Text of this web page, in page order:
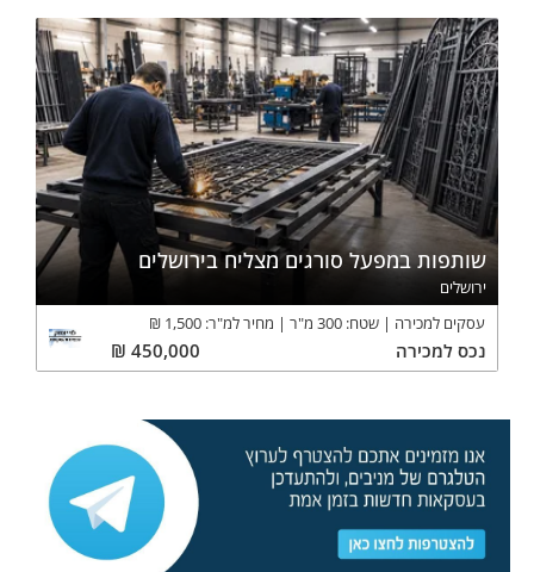
שותפות במפעל סורגים מצליח בירושלים
ירושלים
עסקים למכירה
שטח: 300 מ"ר מחיר למ"ר: 1,500
₪
נכס למכירה 450,000
₪